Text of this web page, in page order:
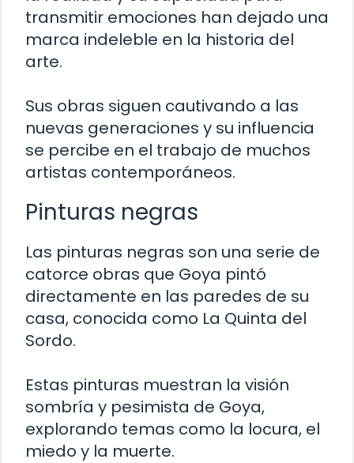
transmitir emociones han dejado una
marca indeleble en la historia del
arte.
Sus obras siguen cautivando a las
nuevas generaciones y su influencia
se percibe en el trabajo de muchos
artistas contemporáneos.
Pinturas negras
Las pinturas negras son una serie de
catorce obras que Goya pintó
directamente en las paredes de su
casa, conocida como La Quinta del
Sordo.
Estas pinturas muestran la visión
sombría y pesimista de Goya,
explorando temas como la locura, el
miedo y la muerte.